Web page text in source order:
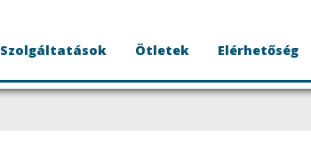
Szolgáltatások Ötletek Elérhetőség